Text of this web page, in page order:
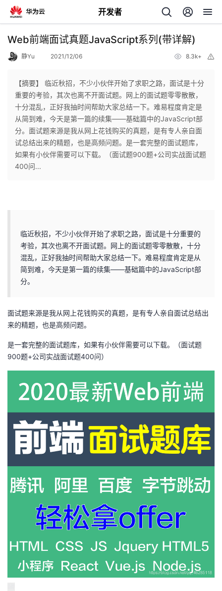
开发者
返
个
人
主
我
的
我
的
博
我
的
坛
我
圈
子
的
直
我
的
动
我
关
注
的
开
发
堂
我
我
的
Programs
我
的
我
Web前端面试真题JavaScript系列(带详解)
静Yu 2021/12/06 8.3k+
【摘要】 ​临近秋招，不少小伙伴开始了求职之路，面试是十分
重要的考验，其次也离不开面试题。网上的面试题零零散散，
十分混乱，正好我抽时间帮助大家总结一下。难易程度肯定是
从简到难，今天是第一篇的续集——基础篇中的JavaScript部
分。面试题来源是我从网上花钱购买的真题，是有专人亲自面
试总结出来的精题，也是高频问题。是一套完整的面试题库，
如果有小伙伴需要可以下载。（面试题900题+公司实战面试题
400问...
临近秋招，不少小伙伴开始了求职之路，面试是十分重要的
考验，其次也离不开面试题。网上的面试题零零散散，十分
混乱，正好我抽时间帮助大家总结一下。难易程度肯定是从
简到难，今天是第一篇的续集——基础篇中的JavaScript部
分。
面试题来源是我从网上花钱购买的真题，是有专人亲自面试总结出
来的精题，也是高频问题。
是一套完整的面试题库，如果有小伙伴需要可以下载。（面试题
900题+公司实战面试题400问）